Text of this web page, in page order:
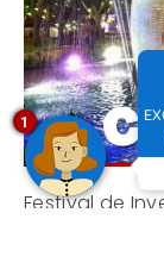
Festival de
1